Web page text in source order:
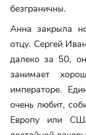
безграничны.
Анна закрыла
отцу. Сергей
далеко за 50,
занимает
императоре.
очень любит,
Европу или